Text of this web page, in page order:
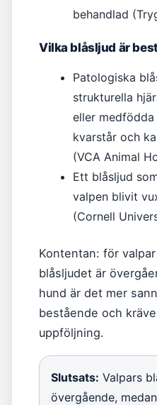
behandlad
Vilka blåsljud är
Patologiska
strukturella
eller medfödda
kvarstår och
(VCA Animal
Ett blåsljud
valpen blivit
(Cornell
Kontentan: för
blåsljudet är
hund är det mer
bestående och
uppföljning.
Slutsats: Valpars
övergående,